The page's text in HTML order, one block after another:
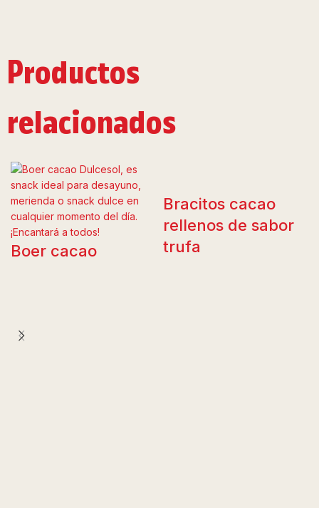
Productos
relacionados
Boer cacao
Bracitos cacao
rellenos de sabor
trufa